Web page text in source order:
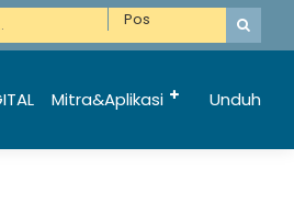
LUMAJANG
Mitra&Aplikasi Unduh